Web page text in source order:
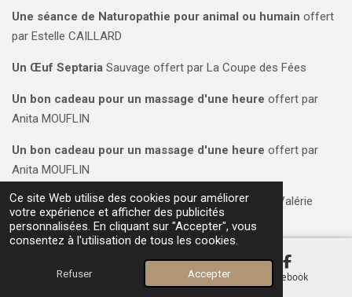
Ce site Web utilise des cookies pour améliorer
votre expérience et afficher des publicités
personnalisées. En cliquant sur "Accepter", vous
consentez à l'utilisation de tous les cookies.
Refuser Accepter
Une séance de Naturopathie pour animal ou humain offert
par Estelle CAILLARD
Un Œuf Septaria Sauvage offert par La Coupe des Fées
Un bon cadeau pour un massage d'une heure offert par
Anita MOUFLIN
Un bon cadeau pour un massage d'une heure offert par
Anita MOUFLIN
Une séance de constellation familialeoffert par Valérie
GRAVÉ
offert par Valérie GRAVÉ
Une séance "contact défunt"offert par Nadine CUVELIER-
E-mail Facebook